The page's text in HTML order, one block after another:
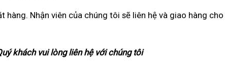
hàng. Nhận viên của chúng tôi sẽ liên hệ và giao hàng cho
khách vui lòng liên hệ với chúng tôi